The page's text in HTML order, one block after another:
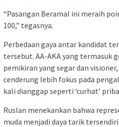
“Pasangan Beramal ini meraih
100,” tegasnya.
Perbedaan gaya antar kandidat
tersebut. AA-AKA yang termasuk
pemikiran yang segar dan
cenderung lebih fokus pada
kali dianggap seperti ‘curhat’
Ruslan menekankan bahwa
muda menjadi daya tarik tersendiri.